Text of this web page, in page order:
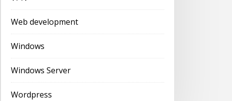
Web development
Windows
Windows Server
Wordpress